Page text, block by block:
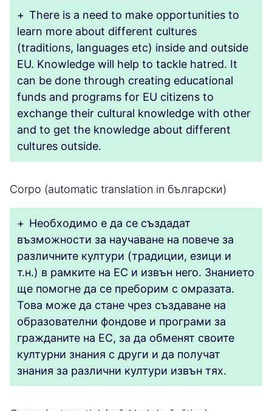
+ There is a need to make opportunities to
learn more about different cultures
(traditions, languages etc) inside and outside
EU. Knowledge will help to tackle hatred. It
can be done through creating educational
funds and programs for EU citizens to
exchange their cultural knowledge with other
and to get the knowledge about different
cultures outside.
Corpo (automatic translation in български)
+ Необходимо е да се създадат
възможности за научаване на повече за
различните култури (традиции, езици и
т.н.) в рамките на ЕС и извън него. Знанието
ще помогне да се преборим с омразата.
Това може да стане чрез създаване на
образователни фондове и програми за
гражданите на ЕС, за да обменят своите
културни знания с други и да получат
знания за различни култури извън тях.